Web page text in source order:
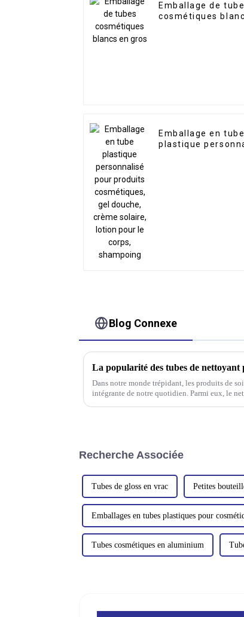
Emballage de
cosmétiques
Emballage en tube
plastique
Blog Connexe
La popularité des tubes de nettoyant
Dans notre monde trépidant, les produits de
intégrante de notre quotidien. Parmi eux, le
Recherche Associée
Tubes de gloss en vrac Petites
Emballages en tubes plastiques pour
Tubes cosmétiques en aluminium